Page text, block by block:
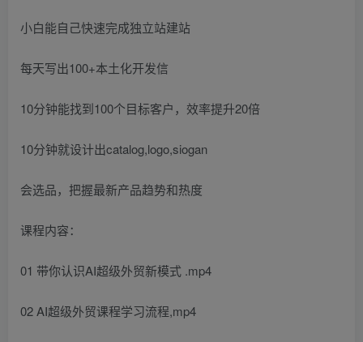
小白能自己快速完成独立站建站
每天写出100+本土化开发信
10分钟能找到100个目标客户，效率提升20倍
10分钟就设计出catalog,logo,siogan
会选品，把握最新产品趋势和热度
课程内容：
01 带你认识AI超级外贸新模式 .mp4
02 AI超级外贸课程学习流程,mp4